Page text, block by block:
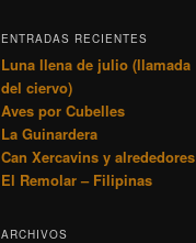
ENTRADAS RECIENTES
Luna llena de julio (llamada
del ciervo)
Aves por Cubelles
La Guinardera
Can Xercavins y alrededores
El Remolar – Filipinas
ARCHIVOS